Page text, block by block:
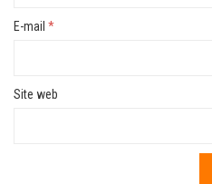
E-mail *
Site web